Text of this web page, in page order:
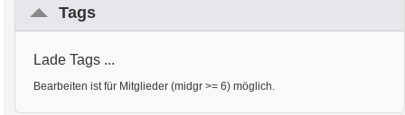
Tags
Lade Tags ...
Bearbeiten ist für Mitglieder (midgr >= 6) möglich.